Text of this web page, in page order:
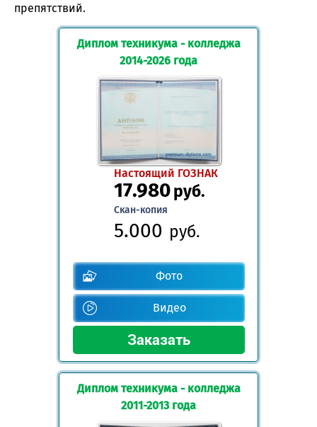
препятствий.
Диплом техникума - колледжа
2014-2026 года
Настоящий ГОЗНАК
17.980руб.
Скан-копия
5.000 руб.
Фото
Видео
Диплом техникума - колледжа
2011-2013 года